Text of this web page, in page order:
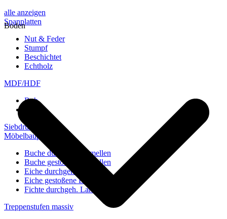
alle anzeigen
Spanplatten
Nut & Feder
Stumpf
Beschichtet
Echtholz
MDF/HDF
Roh
Siebdruckplatten
Möbelbauplatten
Buche durchgeh. Lamellen
Buche gestoßene Lamellen
Eiche durchgeh. Lamellen
Eiche gestoßene Lamellen
Fichte durchgeh. Lamellen
Treppenstufen massiv
Boden